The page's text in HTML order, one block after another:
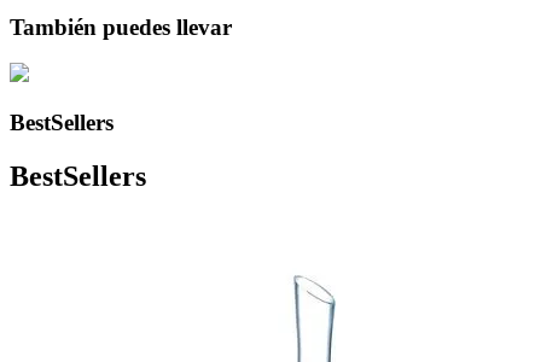
También puedes llevar
BestSellers
BestSellers